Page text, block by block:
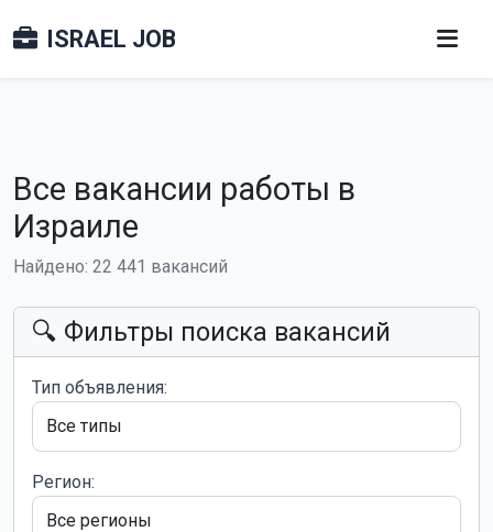
ISRAEL JOB
Все вакансии работы в
Израиле
Найдено: 22 441 вакансий
🔍 Фильтры поиска вакансий
Тип объявления:
Регион: